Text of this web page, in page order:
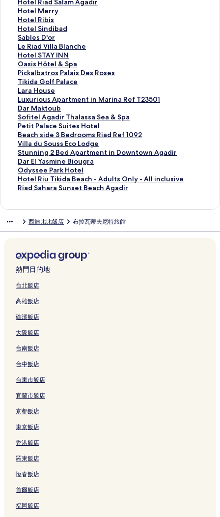
U
N
E
O
K
e
n
z
i
E
u
r
o
p
a
的
連
結
e
l
P
e
t
i
t
e
S
u
è
d
e
的
連
結
t
e
l
A
r
g
a
n
a
的
連
結
Hotel Riad Salam Agadir
o
t
e
l
R
i
a
d
S
a
l
a
m
A
g
a
d
i
r
的
連
Hotel Merry
H
o
t
e
l
M
e
r
r
y
的
連
結
Hotel Ribis
H
o
t
e
l
R
i
b
i
s
的
連
結
Hotel Sindibad
H
o
t
e
l
S
i
n
d
i
b
a
d
的
連
結
Sables D'or
S
a
b
l
e
s
D
'
o
r
的
連
結
Le Riad Villa Blanche
L
e
R
i
a
d
V
i
l
l
a
B
l
a
n
c
h
結
Hotel STAY INN
H
o
t
e
l
S
T
A
Y
I
N
N
的
連
結
Oasis Hôtel & Spa
O
a
s
i
s
H
ô
t
e
l
&
S
p
a
的
Pickalbatros Palais Des Roses
P
i
c
k
a
l
b
a
t
r
o
s
P
a
D
R
o
s
e
的
結
Tikida Golf Palace
T
i
k
i
d
a
G
o
l
f
P
a
l
的
連
Lara House
L
a
r
a
H
o
u
s
e
的
連
結
Luxurious Apartment in Marina Ref T23501
L
u
x
u
r
i
o
u
s
A
p
m
e
i
n
M
a
i
a
R
e
f
2
5
0
1
的
連
結
Dar Maktoub
D
a
r
M
a
k
t
o
u
b
Sofitel Agadir Thalassa Sea & Spa
S
o
f
i
t
e
l
A
g
T
l
a
s
s
S
a
&
S
p
的
結
Petit Palace Suites Hotel
P
e
t
i
t
P
a
l
u
e
s
H
o
e
的
連
結
Beach side 3 Bedrooms Riad Ref 1092
B
e
a
c
h
s
i
e
o
o
m
s
i
d
R
e
f
0
2
的
連
結
Villa du Souss Eco Lodge
V
i
l
l
a
d
s
c
o
L
o
g
的
連
結
Stunning 2 Bed Apartment in Downtown Agadir
S
t
u
n
n
B
A
p
a
r
m
n
t
i
n
o
n
t
o
w
n
A
a
i
r
的
連
Dar El Yasmine Biougra
D
a
r
E
m
e
B
i
o
g
a
的
連
結
Odyssee Park Hotel
O
d
y
P
k
H
o
t
l
連
結
Hotel Riu Tikida Beach - Adults Only - All inclusive
H
o
i
i
k
i
d
B
a
c
h
-
d
l
t
s
O
n
l
-
l
l
i
n
l
Riad Sahara Sunset Beach Agadir
R
a
r
a
S
u
s
t
B
e
a
h
g
a
d
i
r
的
結
西迪比比飯店 布拉瓦蒂夫尼特旅館
熱門目的地
台北飯店
高雄飯店
礁溪飯店
大阪飯店
台南飯店
台中飯店
台東市飯店
宜蘭市飯店
京都飯店
東京飯店
香港飯店
羅東飯店
恆春飯店
首爾飯店
福岡飯店